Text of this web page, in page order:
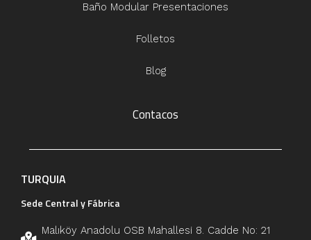
Baño Modular Presentaciones
Folletos
Blog
Contacos
TURQUIA
Sede Central y Fábrica
Malıköy Anadolu OSB Mahallesi 8. Cadde No: 21